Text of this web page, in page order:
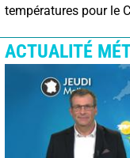
températures pour le
ACTUALITÉ